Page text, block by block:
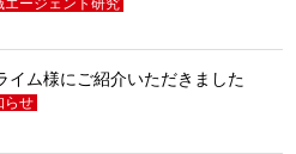
エージェント研究
イム様にご紹介いただきました
らせ